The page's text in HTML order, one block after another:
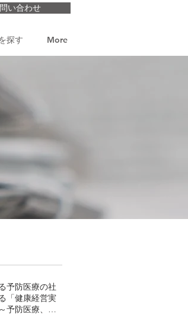
い合わせ
探す More
予防医療の社
「健康経営実
予防医療、肥